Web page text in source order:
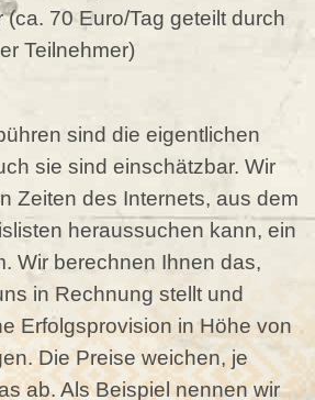
(ca. 70 Euro/Tag geteilt durch
Teilnehmer)
sind die eigentlichen
sie sind einschätzbar. Wir
Zeiten des Internets, aus dem
heraussuchen kann, ein
Wir berechnen Ihnen das,
in Rechnung stellt und
Erfolgsprovision in Höhe von
Die Preise weichen, je
ab. Als Beispiel nennen wir